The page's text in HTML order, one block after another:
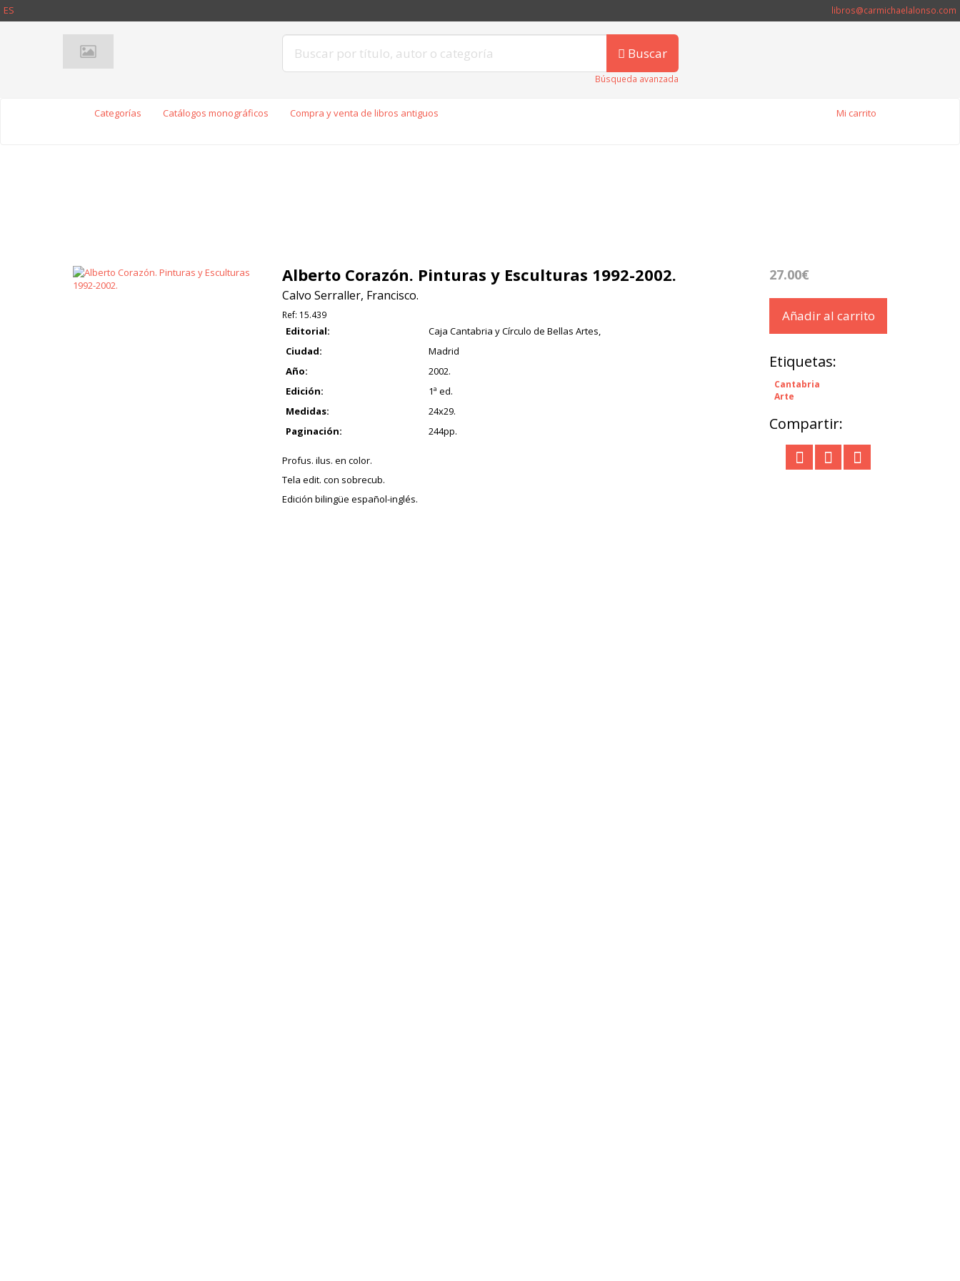
ES libros@carmichaelalonso.com
Buscar
Búsqueda avanzada
Categorías Catálogos monográficos Compra y venta de libros antiguos Mi carrito
Alberto Corazón. Pinturas y Esculturas 1992-2002.
Calvo Serraller, Francisco.
Ref: 15.439
Editorial:
Caja Cantabria y Círculo de Bellas Artes,
Ciudad:
Madrid
Año:
2002.
Edición:
1ª ed.
Medidas:
24x29.
Paginación:
244pp.
Profus. ilus. en color.
Tela edit. con sobrecub.
Edición bilingüe español-inglés.
27.00€
Añadir al carrito
Etiquetas:
Cantabria
Arte
Compartir: